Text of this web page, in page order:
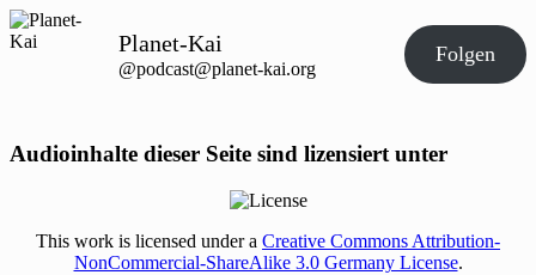
Planet-Kai
@podcast@planet-kai.org
Folgen
Audioinhalte dieser Seite sind lizensiert unter
This work is licensed under a Creative Commons Attribution-
NonCommercial-ShareAlike 3.0 Germany License.